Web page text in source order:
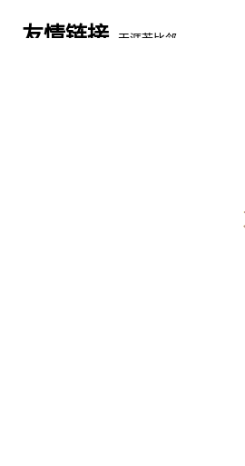
友情链接 天涯若比邻